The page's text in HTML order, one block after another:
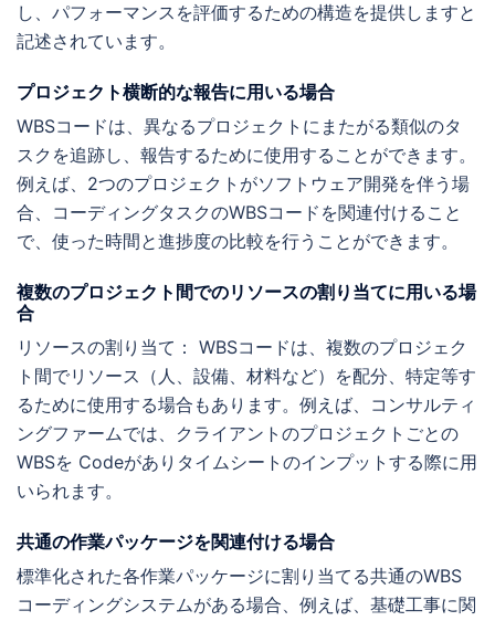
し、パフォーマンスを評価するための構造を提供しますと
記述されています。
プロジェクト横断的な報告に用いる場合
WBSコードは、異なるプロジェクトにまたがる類似のタ
スクを追跡し、報告するために使用することができます。
例えば、2つのプロジェクトがソフトウェア開発を伴う場
合、コーディングタスクのWBSコードを関連付けること
で、使った時間と進捗度の比較を行うことができます。
複数のプロジェクト間でのリソースの割り当てに用いる場
合
リソースの割り当て： WBSコードは、複数のプロジェク
ト間でリソース（人、設備、材料など）を配分、特定等す
るために使用する場合もあります。例えば、コンサルティ
ングファームでは、クライアントのプロジェクトごとの
WBSを Codeがありタイムシートのインプットする際に用
いられます。
共通の作業パッケージを関連付ける場合
標準化された各作業パッケージに割り当てる共通のWBS
コーディングシステムがある場合、例えば、基礎工事に関